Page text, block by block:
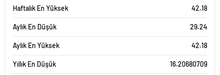
Haftalık En Yüksek 42.18
Aylık En Düşük 29.24
Aylık En Yüksek 42.18
Yıllık En Düşük 16.20680709